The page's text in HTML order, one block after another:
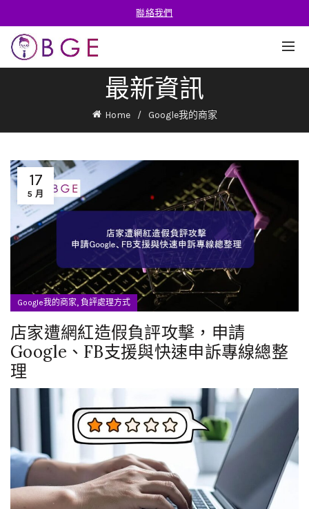
聯絡我們
最新資訊
Home Google我的商家
17
5 月
Google我的商家, 負評處理方式
店家遭網紅造假負評攻擊，申請
Google、FB支援與快速申訴專線總整
理